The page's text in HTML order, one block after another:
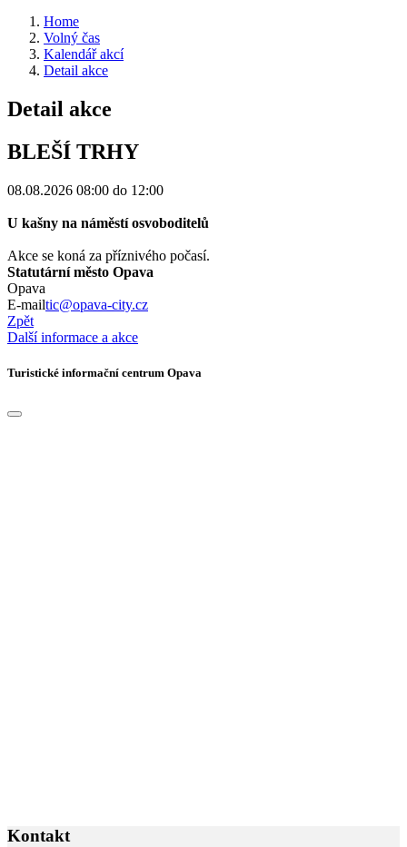
Home
Volný čas
Kalendář akcí
Detail akce
Detail akce
BLEŠÍ TRHY
08.08.2026 08:00 do 12:00
U kašny na náměstí osvoboditelů
Akce se koná za příznivého počasí.
Statutární město Opava
Opava
E-mailtic@opava-city.cz
Zpět
Další informace a akce
Turistické informační centrum Opava
Kontakt